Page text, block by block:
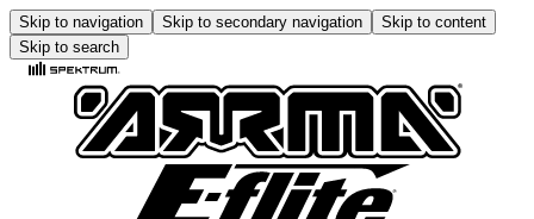
Skip to navigation Skip to secondary navigation
Skip to content
Skip to search